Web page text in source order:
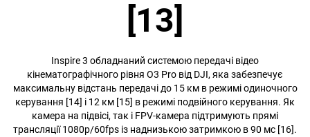
[13]
Inspire 3 обладнаний системою передачі відео
кінематографічного рівня O3 Pro від DJI, яка забезпечує
максимальну відстань передачі до 15 км в режимі одиночного
керування [14] і 12 км [15] в режимі подвійного керування. Як
камера на підвісі, так і FPV-камера підтримують прямі
трансляції 1080p/60fps із наднизькою затримкою в 90 мс [16].